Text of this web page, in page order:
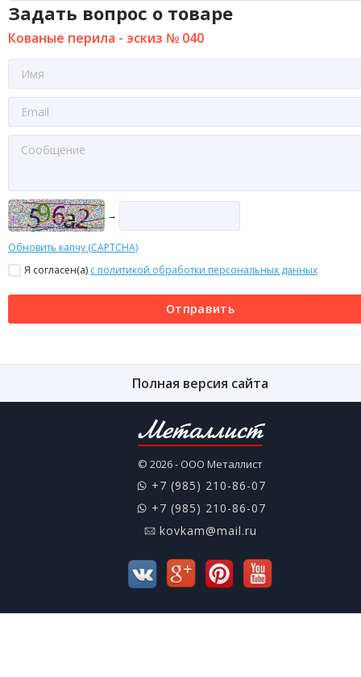
Задать вопрос о товаре
Кованые перила - эскиз № 040
→
Обновить капчу (CAPTCHA)
Я согласен(a) с политикой обработки персональных данных
Отправить
Полная версия сайта
Металлист
© 2026 - ООО Металлист
+7 (985) 210-86-07
+7 (985) 210-86-07
kovkam@mail.ru